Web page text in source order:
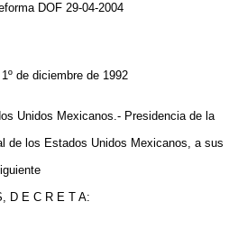
DOF 29-04-2004
de diciembre de 1992
Unidos Mexicanos.- Presidencia de la
de los Estados Unidos Mexicanos, a sus
D E C R E T A: